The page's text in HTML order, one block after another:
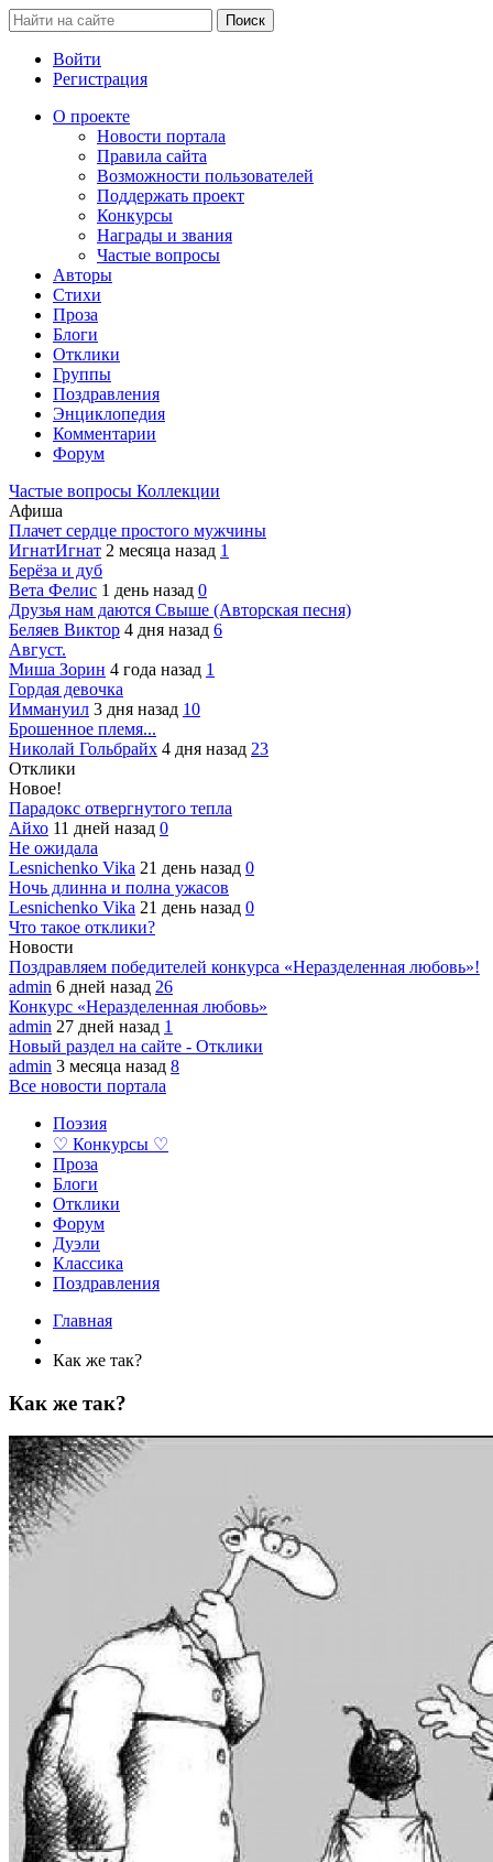
Войти
Регистрация
О проекте
Новости портала
Правила сайта
Возможности пользователей
Поддержать проект
Конкурсы
Награды и звания
Частые вопросы
Авторы
Стихи
Проза
Блоги
Отклики
Группы
Поздравления
Энциклопедия
Комментарии
Форум
Частые вопросы Коллекции
Афиша
Плачет сердце простого мужчины
ИгнатИгнат 2 месяца назад 1
Берёза и дуб
Вета Фелис 1 день назад 0
Друзья нам даются Свыше (Авторская песня)
Беляев Виктор 4 дня назад 6
Август.
Миша Зорин 4 года назад 1
Гордая девочка
Иммануил 3 дня назад 10
Брошенное племя...
Николай Гольбрайх 4 дня назад 23
Отклики
Новое!
Парадокс отвергнутого тепла
Айхо 11 дней назад 0
Не ожидала
Lesnichenko Vika 21 день назад 0
Ночь длинна и полна ужасов
Lesnichenko Vika 21 день назад 0
Что такое отклики?
Новости
Поздравляем победителей конкурса «Неразделенная любовь»!
admin 6 дней назад 26
Конкурс «Неразделенная любовь»
admin 27 дней назад 1
Новый раздел на сайте - Отклики
admin 3 месяца назад 8
Все новости портала
Поэзия
♡ Конкурсы ♡
Проза
Блоги
Отклики
Форум
Дуэли
Классика
Поздравления
Главная
Как же так?
Как же так?